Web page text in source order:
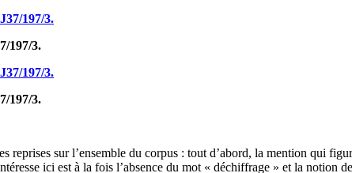
197/3.
197/3.
reprises sur l’ensemble du corpus : tout d’abord, la mention qui
ici est à la fois l’absence du mot « déchiffrage » et la notion